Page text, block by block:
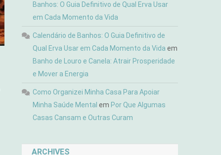
Banhos: O Guia Definitivo de Qual Erva Usar
em Cada Momento da Vida
Calendário de Banhos: O Guia Definitivo de
Qual Erva Usar em Cada Momento da Vida em
Banho de Louro e Canela: Atrair Prosperidade
e Mover a Energia
Como Organizei Minha Casa Para Apoiar
Minha Saúde Mental em Por Que Algumas
Casas Cansam e Outras Curam
ARCHIVES